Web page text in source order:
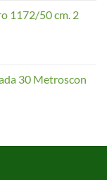
1172/50 cm. 2
30 Metroscon